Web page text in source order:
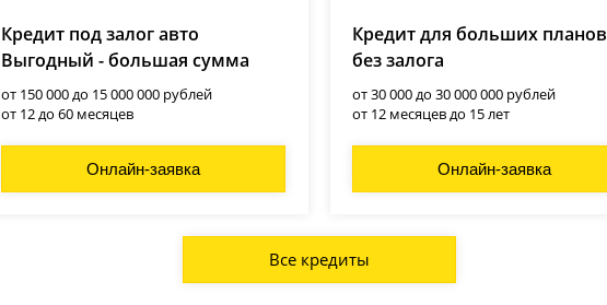
Кредит под залог авто
Выгодный - большая сумма
от 150 000 до 15 000 000 рублей
от 12 до 60 месяцев
Онлайн-заявка
Кредит для больших планов
без залога
от 30 000 до 30 000 000 рублей
от 12 месяцев до 15 лет
Онлайн-заявка
Все кредиты